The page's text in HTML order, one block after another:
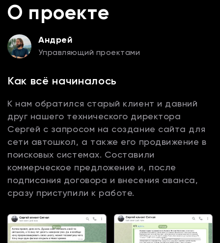
О проекте
Андрей
Управляющий проектами
Как всё начиналось
К нам обратился старый клиент и давний
друг нашего технического директора
Сергей с запросом на создание сайта для
сети автошкол, а также его продвижение в
поисковых системах. Составили
коммерческое предложение и, после
подписания договора и внесения аванса,
сразу приступили к работе.